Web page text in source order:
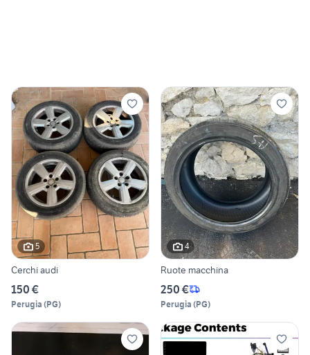
5
Cerchi audi
150 €
Perugia (PG)
4
Ruote macchina
250 €
Perugia (PG)